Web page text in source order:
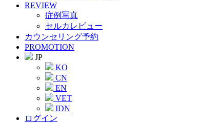
REVIEW
症例写真
セルカレビュー
カウンセリング予約
PROMOTION
JP
KO
CN
EN
VET
IDN
ログイン